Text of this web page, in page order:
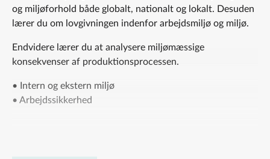
og miljøforhold både globalt, nationalt og lokalt. Desuden
lærer du om lovgivningen indenfor arbejdsmiljø og miljø.
Endvidere lærer du at analysere miljømæssige
konsekvenser af produktionsprocessen.
• Intern og ekstern miljø
• Arbejdssikkerhed